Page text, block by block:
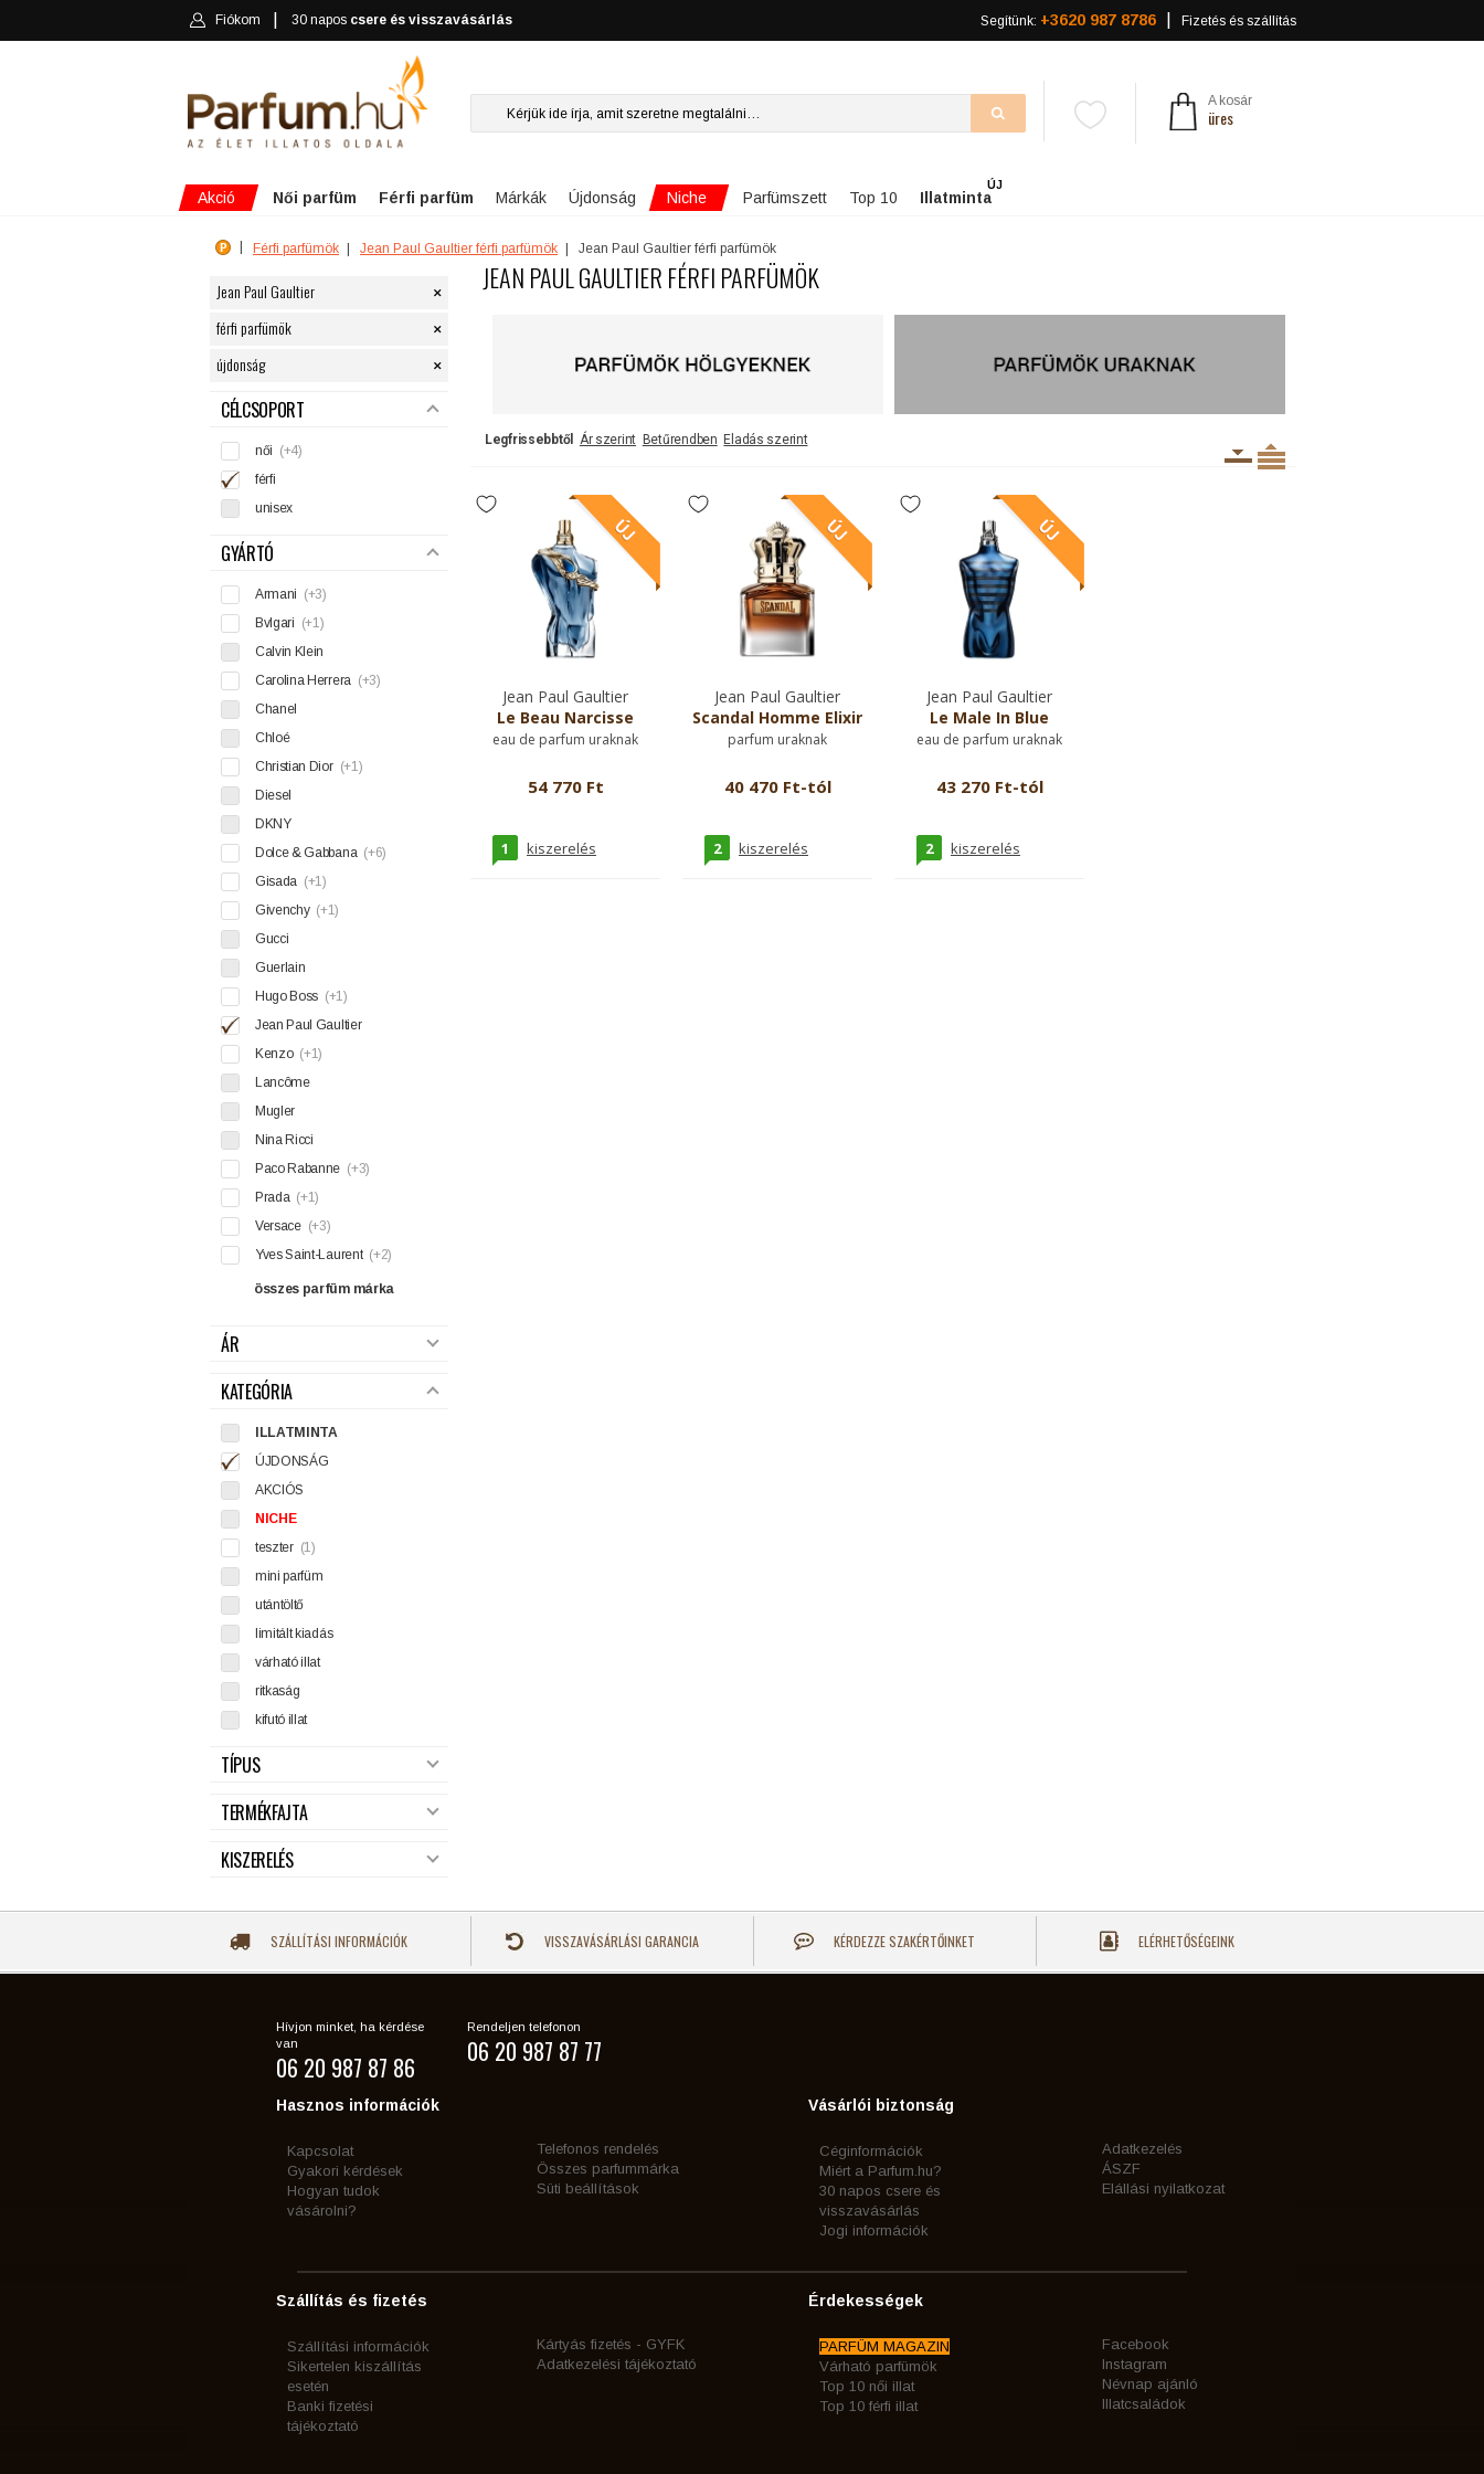
Fiókom 30 napos csere és visszavásárlás Segítünk: +3620 987 8786 Fizetés és szállítás
A kosár
üres
Akció Női parfüm Férfi parfüm Márkák Újdonság Niche Parfümszett Top 10 Illatminta
ÚJ
Férfi parfümök Jean Paul Gaultier férfi parfümök Jean Paul Gaultier férfi parfümök
Jean Paul Gaultier ×
férfi parfümök ×
újdonság ×
SZŰRÉS
CÉLCSOPORT
női (+4)
férfi
unisex
GYÁRTÓ
Armani (+3)
Bvlgari (+1)
Calvin Klein
Carolina Herrera (+3)
Chanel
Chloé
Christian Dior (+1)
Diesel
DKNY
Dolce & Gabbana (+6)
Gisada (+1)
Givenchy (+1)
Gucci
Guerlain
Hugo Boss (+1)
Jean Paul Gaultier
Kenzo (+1)
Lancôme
Mugler
Nina Ricci
Paco Rabanne (+3)
Prada (+1)
Versace (+3)
Yves Saint-Laurent (+2)
összes parfüm márka
ÁR
KATEGÓRIA
ILLATMINTA
ÚJDONSÁG
AKCIÓS
NICHE
teszter (1)
mini parfüm
utántöltő
limitált kiadás
várható illat
ritkaság
kifutó illat
TÍPUS
TERMÉKFAJTA
KISZERELÉS
JEAN PAUL GAULTIER FÉRFI PARFÜMÖK
Legfrissebbtől Ár szerint Betűrendben Eladás szerint
Jean Paul Gaultier
Le Beau Narcisse
eau de parfum uraknak
54 770 Ft
1 kiszerelés
Jean Paul Gaultier
Scandal Homme Elixir
parfum uraknak
40 470 Ft-tól
2 kiszerelés
Jean Paul Gaultier
Le Male In Blue
eau de parfum uraknak
43 270 Ft-tól
2 kiszerelés
SZÁLLÍTÁSI INFORMÁCIÓK VISSZAVÁSÁRLÁSI GARANCIA KÉRDEZZE SZAKÉRTŐINKET ELÉRHETŐSÉGEINK
Hívjon minket, ha kérdése
van
06 20 987 87 86
Rendeljen telefonon
06 20 987 87 77
Hasznos információk
Kapcsolat
Gyakori kérdések
Hogyan tudok
vásárolni?
Telefonos rendelés
Összes parfummárka
Süti beállítások
Vásárlói biztonság
Céginformációk
Miért a Parfum.hu?
30 napos csere és
visszavásárlás
Jogi információk
Adatkezelés
ÁSZF
Elállási nyilatkozat
Szállítás és fizetés
Szállítási információk
Sikertelen kiszállítás
esetén
Banki fizetési
tájékoztató
Kártyás fizetés - GYFK
Adatkezelési tájékoztató
Érdekességek
PARFÜM MAGAZIN
Várható parfümök
Top 10 női illat
Top 10 férfi illat
Facebook
Instagram
Névnap ajánló
Illatcsaládok